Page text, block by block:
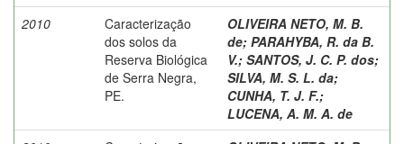
2010
Caracterização
dos solos da
Reserva Biológica
de Serra Negra,
PE.
OLIVEIRA NETO, M. B.
de; PARAHYBA, R. da B.
V.; SANTOS, J. C. P. dos;
SILVA, M. S. L. da;
CUNHA, T. J. F.;
LUCENA, A. M. A. de